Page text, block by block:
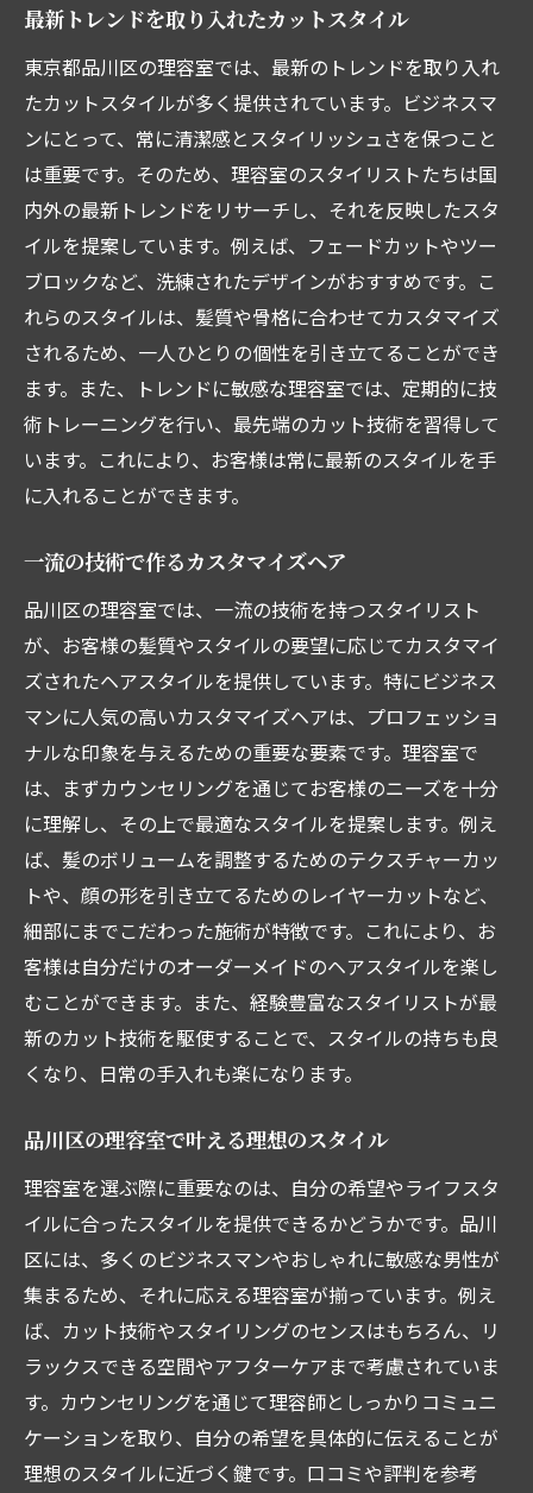
最新トレンドを取り入れたカットスタイル
東京都品川区の理容室では、最新のトレンドを取り入れ
たカットスタイルが多く提供されています。ビジネスマ
ンにとって、常に清潔感とスタイリッシュさを保つこと
は重要です。そのため、理容室のスタイリストたちは国
内外の最新トレンドをリサーチし、それを反映したスタ
イルを提案しています。例えば、フェードカットやツー
ブロックなど、洗練されたデザインがおすすめです。こ
れらのスタイルは、髪質や骨格に合わせてカスタマイズ
されるため、一人ひとりの個性を引き立てることができ
ます。また、トレンドに敏感な理容室では、定期的に技
術トレーニングを行い、最先端のカット技術を習得して
います。これにより、お客様は常に最新のスタイルを手
に入れることができます。
一流の技術で作るカスタマイズヘア
品川区の理容室では、一流の技術を持つスタイリスト
が、お客様の髪質やスタイルの要望に応じてカスタマイ
ズされたヘアスタイルを提供しています。特にビジネス
マンに人気の高いカスタマイズヘアは、プロフェッショ
ナルな印象を与えるための重要な要素です。理容室で
は、まずカウンセリングを通じてお客様のニーズを十分
に理解し、その上で最適なスタイルを提案します。例え
ば、髪のボリュームを調整するためのテクスチャーカッ
トや、顔の形を引き立てるためのレイヤーカットなど、
細部にまでこだわった施術が特徴です。これにより、お
客様は自分だけのオーダーメイドのヘアスタイルを楽し
むことができます。また、経験豊富なスタイリストが最
新のカット技術を駆使することで、スタイルの持ちも良
くなり、日常の手入れも楽になります。
品川区の理容室で叶える理想のスタイル
理容室を選ぶ際に重要なのは、自分の希望やライフスタ
イルに合ったスタイルを提供できるかどうかです。品川
区には、多くのビジネスマンやおしゃれに敏感な男性が
集まるため、それに応える理容室が揃っています。例え
ば、カット技術やスタイリングのセンスはもちろん、リ
ラックスできる空間やアフターケアまで考慮されていま
す。カウンセリングを通じて理容師としっかりコミュニ
ケーションを取り、自分の希望を具体的に伝えることが
理想のスタイルに近づく鍵です。口コミや評判を参考